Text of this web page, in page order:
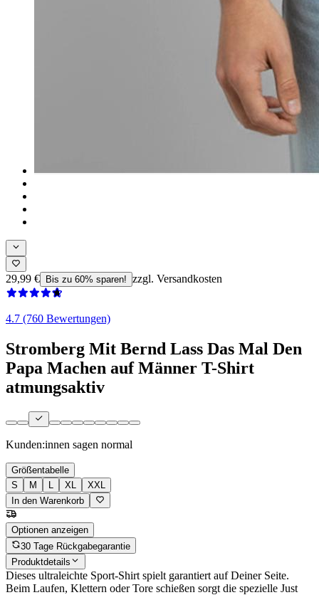
29,99 € Bis zu 60% sparen! zzgl. Versandkosten
4.7 (760 Bewertungen)
Stromberg Mit Bernd Lass Das Mal Den
Papa Machen auf Männer T-Shirt
atmungsaktiv
Kunden:innen sagen normal
Größentabelle
S
M L XL
XXL
In den Warenkorb
Optionen anzeigen
30 Tage Rückgabegarantie
Produktdetails
Dieses ultraleichte Sport-Shirt spielt garantiert auf Deiner Seite.
Beim Laufen, Klettern oder Tore schießen sorgt die spezielle Just